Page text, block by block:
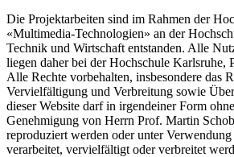
Die Projektarbeiten sind im Rahmen der
«Multimedia-Technologien» an der
Technik und Wirtschaft entstanden. Alle
liegen daher bei der Hochschule Karlsruhe,
Alle Rechte vorbehalten, insbesondere das
Vervielfältigung und Verbreitung sowie
dieser Website darf in irgendeiner Form
Genehmigung von Herrn Prof. Martin
reproduziert werden oder unter
verarbeitet, vervielfältigt oder verbreitet